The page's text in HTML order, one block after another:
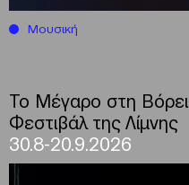
Μουσική
Το Μέγαρο στη
Φεστιβάλ της Λίμνης
30.8-20.9.2026